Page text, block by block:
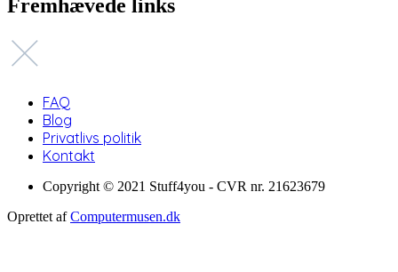
Fremhævede links
FAQ
Blog
Privatlivs politik
Kontakt
Copyright © 2021 Stuff4you - CVR nr. 21623679
Oprettet afComputermusen.dk